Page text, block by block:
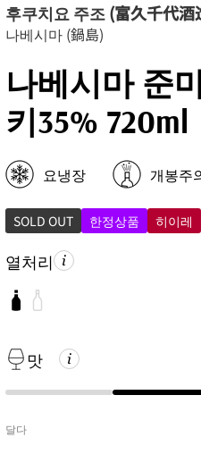
후쿠치요 주조 (富久千代酒
나베시마 (鍋島)
나베시마 준
키35% 720ml
요냉장 개봉주
SOLD OUT 한정상품 히이레
열처리
맛
달다